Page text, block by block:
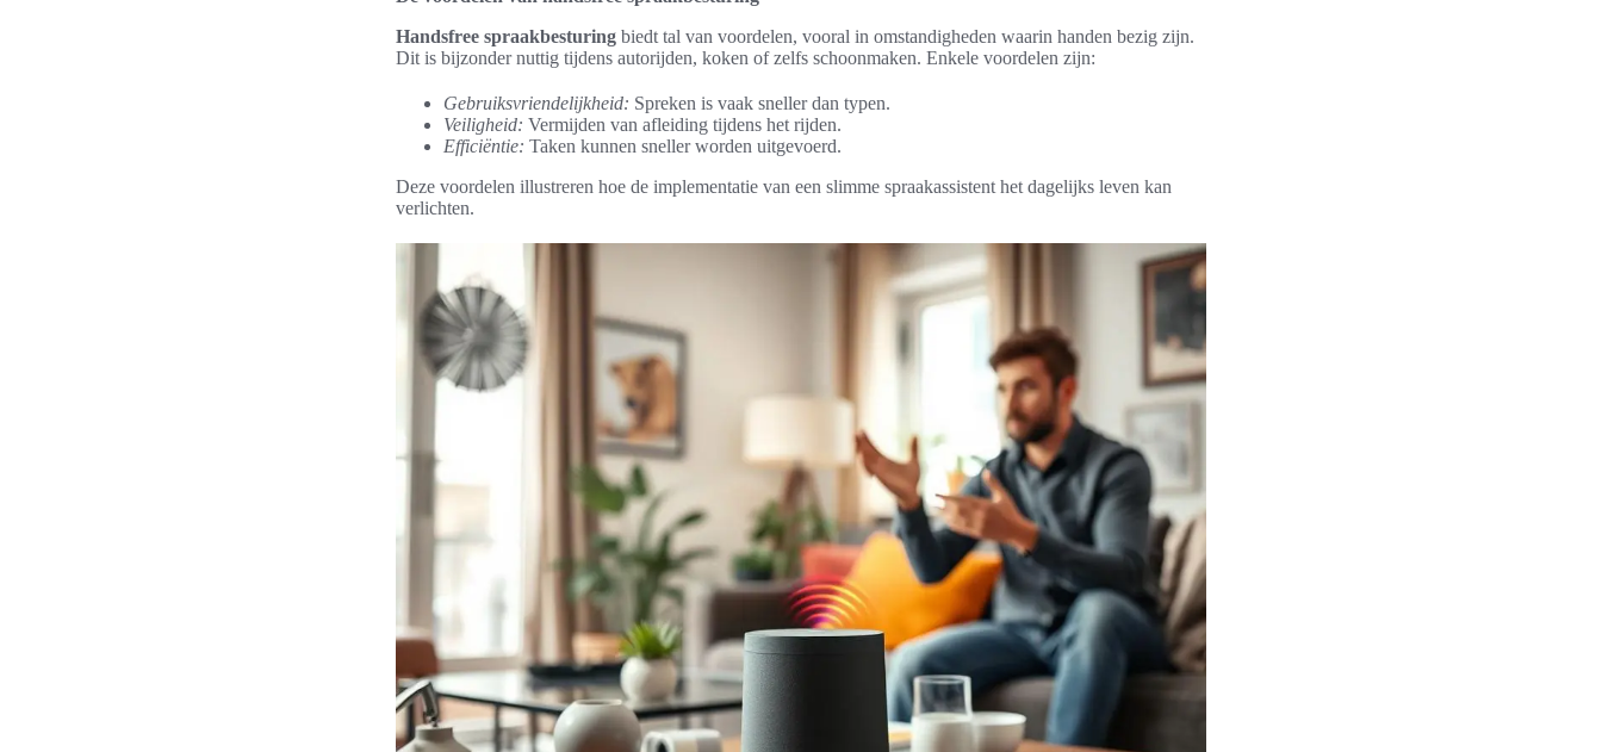
Handsfree spraakbesturing biedt tal van voordelen, vooral in omstandigheden waarin handen bezig zijn.
Dit is bijzonder nuttig tijdens autorijden, koken of zelfs schoonmaken. Enkele voordelen zijn:
Gebruiksvriendelijkheid: Spreken is vaak sneller dan typen.
Veiligheid: Vermijden van afleiding tijdens het rijden.
Efficiëntie: Taken kunnen sneller worden uitgevoerd.
Deze voordelen illustreren hoe de implementatie van een slimme spraakassistent het dagelijks leven kan
verlichten.